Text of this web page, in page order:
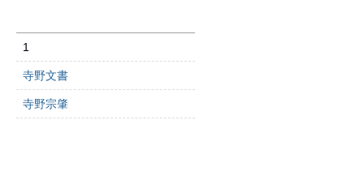
1
寺野文書
寺野宗肇